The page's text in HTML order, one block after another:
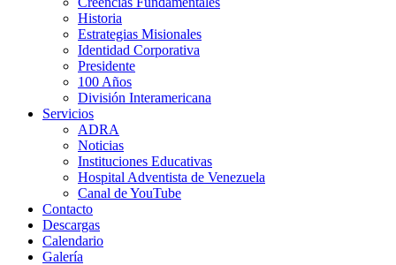
Historia
Estrategias Misionales
Identidad Corporativa
Presidente
100 Años
División Interamericana
Servicios
ADRA
Noticias
Instituciones Educativas
Hospital Adventista de Venezuela
Canal de YouTube
Contacto
Descargas
Calendario
Galería